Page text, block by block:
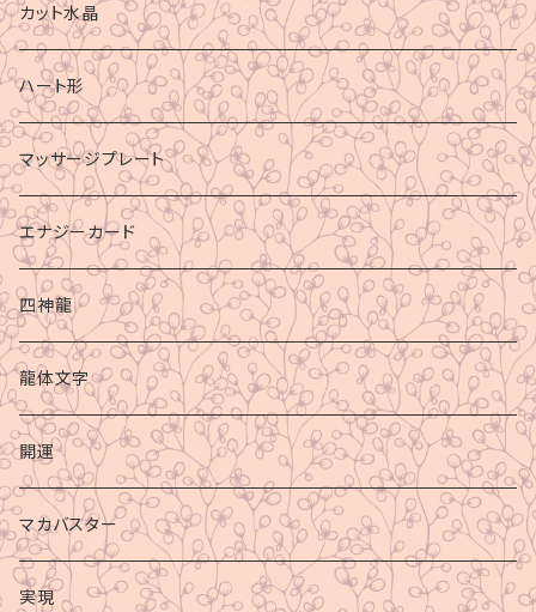
カット水晶
ハート形
マッサージプレート
エナジーカード
四神龍
龍体文字
開運
マカバスター
実現